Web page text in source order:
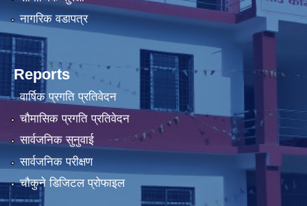
नागरिक वडापत्र
Reports
वार्षिक प्रगति प्रतिवेदन
चौमासिक प्रगति प्रतिवेदन
सार्वजनिक सुनुवाई
सार्वजनिक परीक्षण
चौकुने डिजिटल प्रोफाइल